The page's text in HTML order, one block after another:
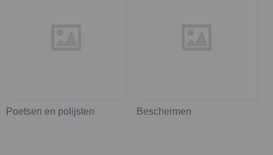
Poetsen en polijsten Beschermen